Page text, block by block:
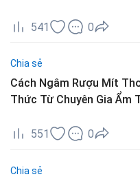
541 0
Chia sẻ
Cách Ngâm Rượu Mít
Thức Từ Chuyên Gia Ẩm
551 0
Chia sẻ